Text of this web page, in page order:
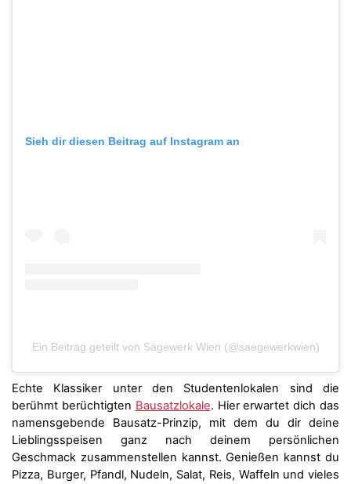
Sieh dir diesen Beitrag auf Instagram an
Ein Beitrag geteilt von Sägewerk Wien (@saegewerkwien)
Echte Klassiker unter den Studentenlokalen sind die
berühmt berüchtigten Bausatzlokale. Hier erwartet dich das
namensgebende Bausatz-Prinzip, mit dem du dir deine
Lieblingsspeisen ganz nach deinem persönlichen
Geschmack zusammenstellen kannst. Genießen kannst du
Pizza, Burger, Pfandl, Nudeln, Salat, Reis, Waffeln und vieles